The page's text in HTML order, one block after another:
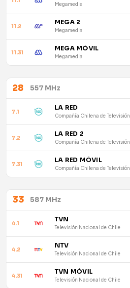
Megamedia
11.2 MEGA 2
Megamedia
11.31 MEGA MÓVIL
Megamedia
28 557 MHz
7.1 LA RED
Compañía Chilena de Televisión
7.2 LA RED 2
Compañía Chilena de Televisión
7.31 LA RED MÓVIL
Compañía Chilena de Televisión
33 587 MHz
4.1 TVN
Televisión Nacional de Chile
4.2 NTV
Televisión Nacional de Chile
4.31 TVN MÓVIL
Televisión Nacional de Chile